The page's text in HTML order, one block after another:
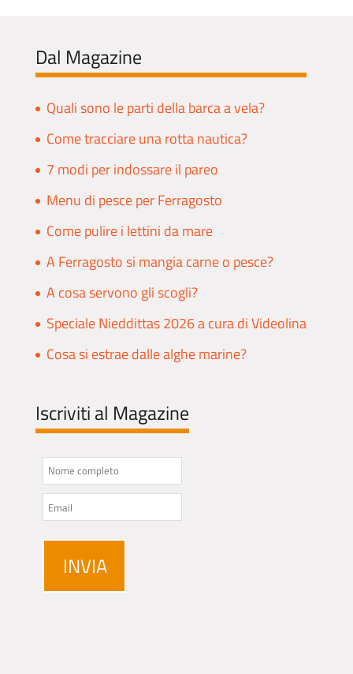
Dal Magazine
Quali sono le parti della barca a vela?
Come tracciare una rotta nautica?
7 modi per indossare il pareo
Menu di pesce per Ferragosto
Come pulire i lettini da mare
A Ferragosto si mangia carne o pesce?
A cosa servono gli scogli?
Speciale Nieddittas 2026 a cura di Videolina
Cosa si estrae dalle alghe marine?
Iscriviti al Magazine